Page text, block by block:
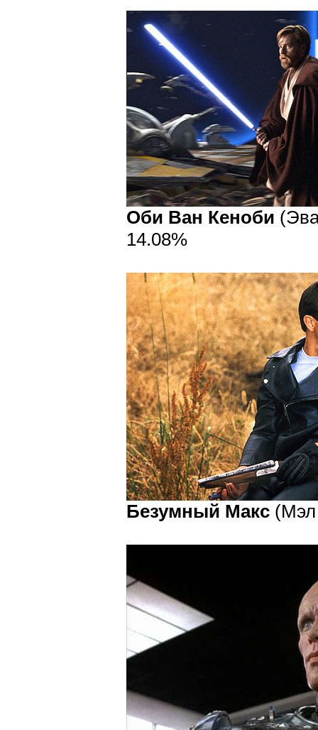
Оби Ван Кеноби
14.08%
Безумный Макс (Мэл